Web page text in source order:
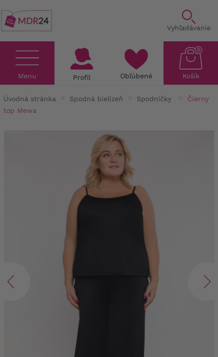
Vyhľadávanie
Menu Profil Obľúbené Košík
0
Úvodná stránka Spodná bielizeň Spodničky
Čierny
top Mewa